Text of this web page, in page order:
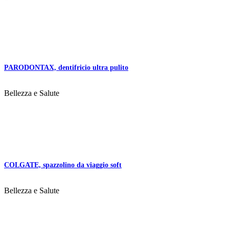
PARODONTAX, dentifricio ultra pulito
Bellezza e Salute
COLGATE, spazzolino da viaggio soft
Bellezza e Salute